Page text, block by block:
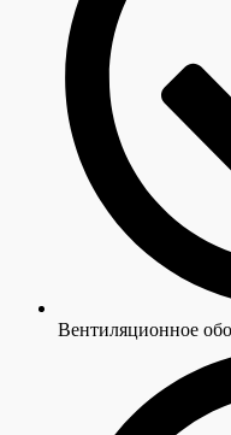
Вентиляционное